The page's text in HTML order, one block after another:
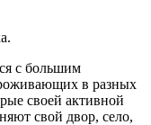
с большим
в разных
своей активной
свой двор, село,